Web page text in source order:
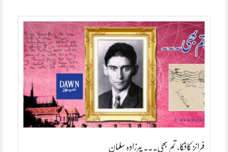
فرانز کافکا، تم بھی۔۔۔ پیرزادہ سلمان